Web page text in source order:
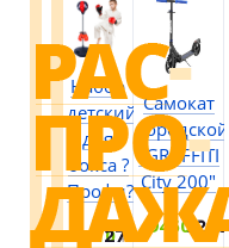
Набор
детский
для
бокса ?
Профи?
35102700
Самокат
городской
"GRAFFITI
City 200"
94507250